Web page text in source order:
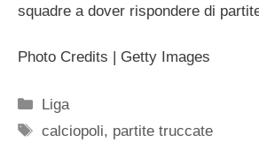
squadre a dover rispondere di
Photo Credits | Getty Images
Categorie
Liga
Tag
calciopoli, partite truccate